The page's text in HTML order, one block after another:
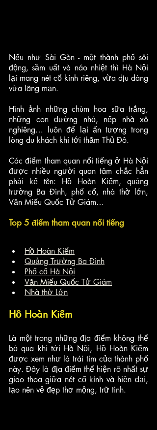
Nếu như Sài Gòn - một thành phố sôi
động, sầm uất và náo nhiệt thì Hà Nội
lại mang nét cổ kính riêng, vừa dịu dàng
vừa lãng mạn.
Hình ảnh những chùm hoa sữa trắng,
những con đường nhỏ, nếp nhà xô
nghiêng… luôn để lại ấn tượng trong
lòng du khách khi tới thăm Thủ Đô.
Các điểm tham quan nổi tiếng ở Hà Nội
được nhiều người quan tâm chắc hẳn
phải kể tên: Hồ Hoàn Kiếm, quảng
trường Ba Đình, phố cổ, nhà thờ lớn,
Văn Miếu Quốc Tử Giám…
Top 5 điểm tham quan nổi tiếng
Hồ Hoàn Kiếm
Quảng Trường Ba Đình
Phố cổ Hà Nội
Văn Miếu Quốc Tử Giám
Nhà thờ Lớn
Hồ Hoàn Kiếm
Là một trong những địa điểm không thể
bỏ qua khi tới Hà Nội, Hồ Hoàn Kiếm
được xem như là trái tim của thành phố
này. Đây là địa điểm thể hiện rõ nhất sự
giao thoa giữa nét cổ kính và hiện đại,
tạo nên vẻ đẹp thơ mộng, trữ tình.